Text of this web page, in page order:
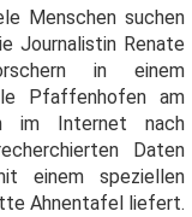
Menschen suchen
Journalistin Renate
in einem
Pfaffenhofen am
im Internet nach
Daten
einem speziellen
Ahnentafel liefert.